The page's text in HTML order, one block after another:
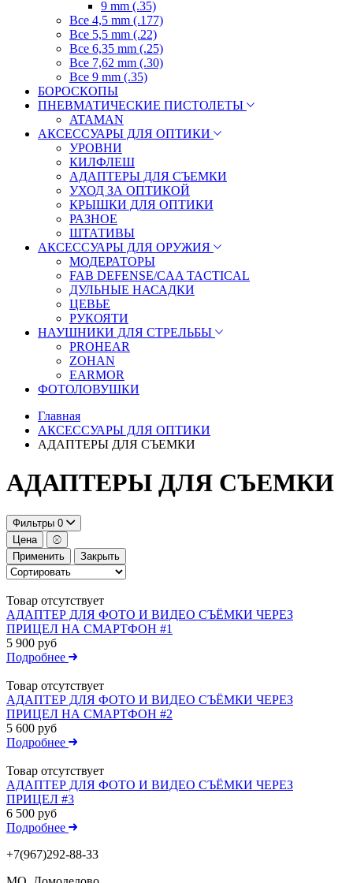
9 mm (.35)
Все 4,5 mm (.177)
Все 5,5 mm (.22)
Все 6,35 mm (.25)
Все 7,62 mm (.30)
Все 9 mm (.35)
БОРОСКОПЫ
ПНЕВМАТИЧЕСКИЕ ПИСТОЛЕТЫ
ATAMAN
АКСЕССУАРЫ ДЛЯ ОПТИКИ
УРОВНИ
КИЛФЛЕШ
АДАПТЕРЫ ДЛЯ СЪЕМКИ
УХОД ЗА ОПТИКОЙ
КРЫШКИ ДЛЯ ОПТИКИ
РАЗНОЕ
ШТАТИВЫ
АКСЕССУАРЫ ДЛЯ ОРУЖИЯ
МОДЕРАТОРЫ
FAB DEFENSE/CAA TACTICAL
ДУЛЬНЫЕ НАСАДКИ
ЦЕВЬЕ
РУКОЯТИ
НАУШНИКИ ДЛЯ СТРЕЛЬБЫ
PROHEAR
ZOHAN
EARMOR
ФОТОЛОВУШКИ
Главная
АКСЕССУАРЫ ДЛЯ ОПТИКИ
АДАПТЕРЫ ДЛЯ СЪЕМКИ
АДАПТЕРЫ ДЛЯ СЪЕМКИ
Фильтры 0
Цена
Применить
Закрыть
Товар отсутствует
АДАПТЕР ДЛЯ ФОТО И ВИДЕО СЪЁМКИ ЧЕРЕЗ
ПРИЦЕЛ НА СМАРТФОН #1
5 900 руб
Подробнее
Товар отсутствует
АДАПТЕР ДЛЯ ФОТО И ВИДЕО СЪЁМКИ ЧЕРЕЗ
ПРИЦЕЛ НА СМАРТФОН #2
5 600 руб
Подробнее
Товар отсутствует
АДАПТЕР ДЛЯ ФОТО И ВИДЕО СЪЁМКИ ЧЕРЕЗ
ПРИЦЕЛ #3
6 500 руб
Подробнее
+7(967)292-88-33